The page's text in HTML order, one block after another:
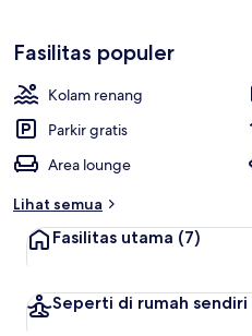
Fasilitas populer
Kolam renang
Parkir gratis
Area lounge
Lihat semua
Fasilitas utama (7)
Seperti di rumah sendiri